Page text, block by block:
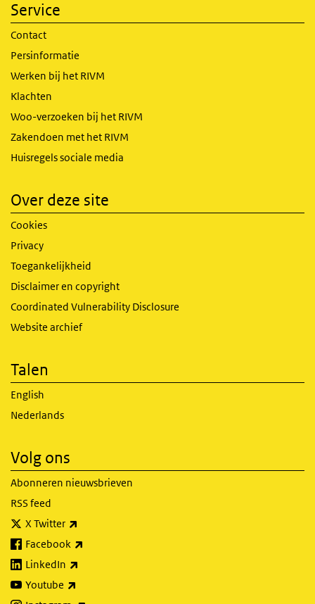
Service
Contact
Persinformatie
Werken bij het RIVM
Klachten
Woo-verzoeken bij het RIVM
Zakendoen met het RIVM
Huisregels sociale media
Over deze site
Cookies
Privacy
Toegankelijkheid
Disclaimer en copyright
Coordinated Vulnerability Disclosure
Website archief
Talen
English
Nederlands
Volg ons
Abonneren nieuwsbrieven
RSS feed
X Twitter
Facebook
LinkedIn
Youtube